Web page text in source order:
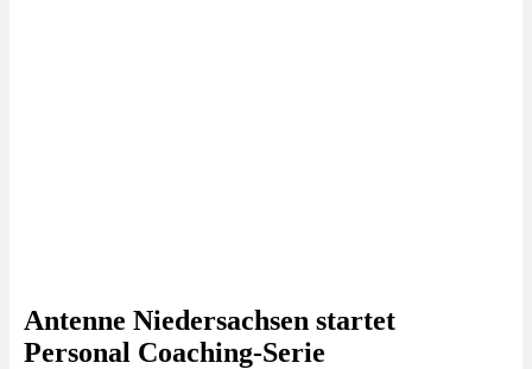
Antenne Niedersachsen startet
Personal Coaching-Serie